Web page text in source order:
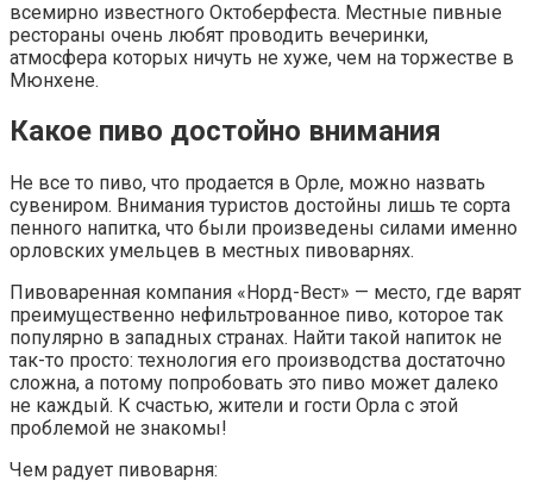
всемирно известного Октоберфеста. Местные пивные
рестораны очень любят проводить вечеринки,
атмосфера которых ничуть не хуже, чем на торжестве в
Мюнхене.
Какое пиво достойно внимания
Не все то пиво, что продается в Орле, можно назвать
сувениром. Внимания туристов достойны лишь те сорта
пенного напитка, что были произведены силами именно
орловских умельцев в местных пивоварнях.
Пивоваренная компания «Норд-Вест» — место, где варят
преимущественно нефильтрованное пиво, которое так
популярно в западных странах. Найти такой напиток не
так-то просто: технология его производства достаточно
сложна, а потому попробовать это пиво может далеко
не каждый. К счастью, жители и гости Орла с этой
проблемой не знакомы!
Чем радует пивоварня: